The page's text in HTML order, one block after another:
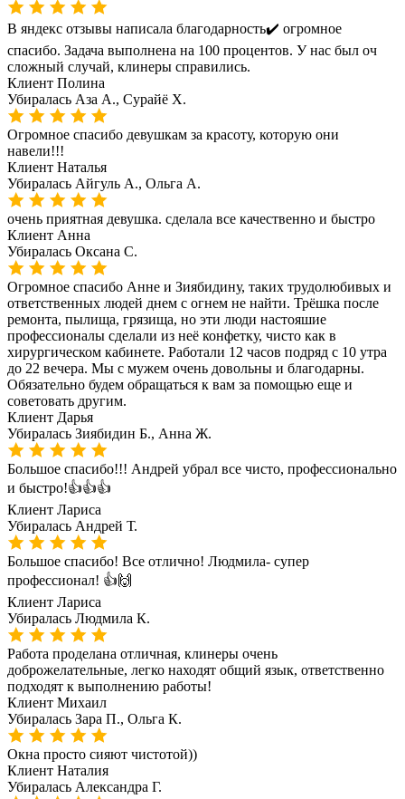
В яндекс отзывы написала благодарность✔️ огромное
спасибо. Задача выполнена на 100 процентов. У нас был оч
сложный случай, клинеры справились.
Клиент Полина
Убиралась Аза А., Сурайё Х.
Огромное спасибо девушкам за красоту, которую они
навели!!!
Клиент Наталья
Убиралась Айгуль А., Ольга А.
очень приятная девушка. сделала все качественно и быстро
Клиент Анна
Убиралась Оксана С.
Огромное спасибо Анне и Зиябидину, таких трудолюбивых и
ответственных людей днем с огнем не найти. Трёшка после
ремонта, пылища, грязища, но эти люди настояшие
профессионалы сделали из неё конфетку, чисто как в
хирургическом кабинете. Работали 12 часов подряд с 10 утра
до 22 вечера. Мы с мужем очень довольны и благодарны.
Обязательно будем обращаться к вам за помощью еще и
советовать другим.
Клиент Дарья
Убиралась Зиябидин Б., Анна Ж.
Большое спасибо!!! Андрей убрал все чисто, профессионально
и быстро!👍👍👍
Клиент Лариса
Убиралась Андрей Т.
Большое спасибо! Все отлично! Людмила- супер
профессионал! 👍🙌
Клиент Лариса
Убиралась Людмила К.
Работа проделана отличная, клинеры очень
доброжелательные, легко находят общий язык, ответственно
подходят к выполнению работы!
Клиент Михаил
Убиралась Зара П., Ольга К.
Окна просто сияют чистотой))
Клиент Наталия
Убиралась Александра Г.